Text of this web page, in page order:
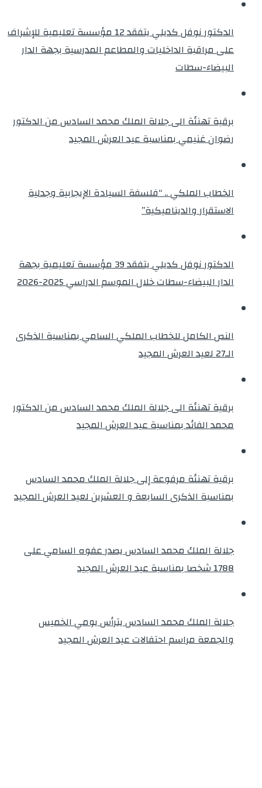
الدكتور نوفل كديلي يتفقد 12 مؤسسة تعليمية للإشراف
على مراقبة الداخليات والمطاعم المدرسية بجهة الدار
البيضاء-سطات
برقية تهنئة الى جلالة الملك محمد السادس من الدكتور
رضوان غنيمي بمناسبة عيد العرش المجيد
الخطاب الملكي .. “فلسفة السيادة الإيجابية وجدلية
الاستقرار والديناميكية”
الدكتور نوفل كديلي يتفقد 39 مؤسسة تعليمية بجهة
الدار البيضاء-سطات خلال الموسم الدراسي 2025-2026
النص الكامل للخطاب الملكي السامي بمناسبة الذكرى
الـ27 لعيد العرش المجيد
برقية تهنئة الى جلالة الملك محمد السادس من الدكتور
محمد الفائد بمناسبة عيد العرش المجيد
برقية تهنئة مرفوعة إلى جلالة الملك محمد السادس
بمناسبة الذكرى السابعة و العشرين لعيد العرش المجيد
جلالة الملك محمد السادس يصدر عفوه السامي على
1788 شخصا بمناسبة عيد العرش المجيد
جلالة الملك محمد السادس يترأس يومي الخميس
والجمعة مراسم احتفالات عيد العرش المجيد